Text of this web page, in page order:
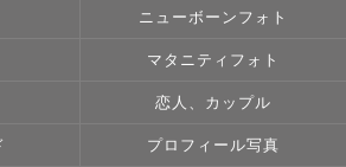
ニューボーンフォト
マタニティフォト
恋人、カップル
プロフィール写真